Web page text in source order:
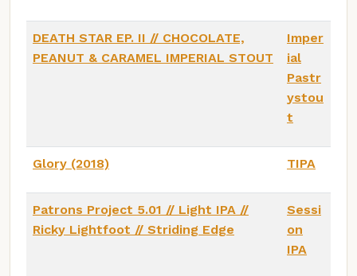
DEATH STAR EP. II // CHOCOLATE,
PEANUT & CARAMEL IMPERIAL STOUT
Imper
ial
Pastr
ystou
t
Glory (2018) TIPA
Patrons Project 5.01 // Light IPA //
Ricky Lightfoot // Striding Edge
Sessi
on
IPA